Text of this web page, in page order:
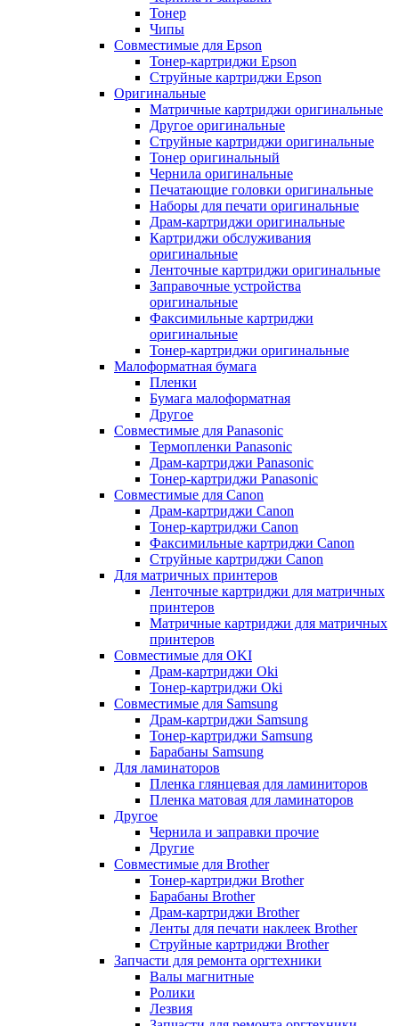
Тонер
Чипы
Совместимые для Epson
Тонер-картриджи Epson
Струйные картриджи Epson
Оригинальные
Матричные картриджи оригинальные
Другое оригинальные
Струйные картриджи оригинальные
Тонер оригинальный
Чернила оригинальные
Печатающие головки оригинальные
Наборы для печати оригинальные
Драм-картриджи оригинальные
Картриджи обслуживания
оригинальные
Ленточные картриджи оригинальные
Заправочные устройства
оригинальные
Факсимильные картриджи
оригинальные
Тонер-картриджи оригинальные
Малоформатная бумага
Пленки
Бумага малоформатная
Другое
Совместимые для Panasonic
Термопленки Panasonic
Драм-картриджи Panasonic
Тонер-картриджи Panasonic
Совместимые для Canon
Драм-картриджи Canon
Тонер-картриджи Canon
Факсимильные картриджи Canon
Струйные картриджи Canon
Для матричных принтеров
Ленточные картриджи для матричных
принтеров
Матричные картриджи для матричных
принтеров
Совместимые для OKI
Драм-картриджи Oki
Тонер-картриджи Oki
Совместимые для Samsung
Драм-картриджи Samsung
Тонер-картриджи Samsung
Барабаны Samsung
Для ламинаторов
Пленка глянцевая для ламиниторов
Пленка матовая для ламинаторов
Другое
Чернила и заправки прочие
Другие
Совместимые для Brother
Тонер-картриджи Brother
Барабаны Brother
Драм-картриджи Brother
Ленты для печати наклеек Brother
Струйные картриджи Brother
Запчасти для ремонта оргтехники
Валы магнитные
Ролики
Лезвия